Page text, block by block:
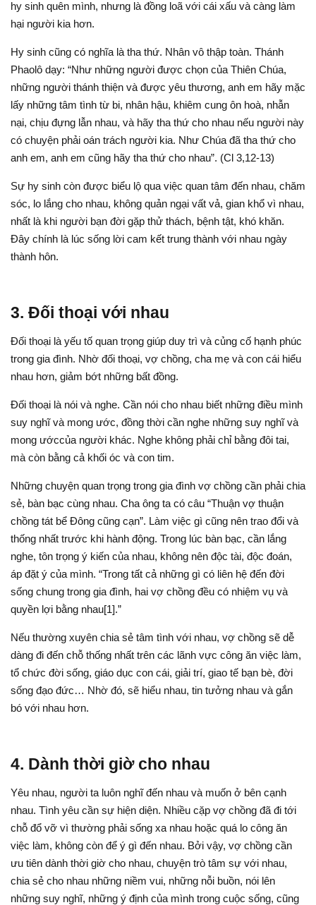
hy sinh quên mình, nhưng là đồng loã với cái xấu và càng làm
hại người kia hơn.
Hy sinh cũng có nghĩa là tha thứ. Nhân vô thập toàn. Thánh
Phaolô dạy: “Như những người được chọn của Thiên Chúa,
những người thánh thiện và được yêu thương, anh em hãy mặc
lấy những tâm tình từ bi, nhân hậu, khiêm cung ôn hoà, nhẫn
nại, chịu đựng lẫn nhau, và hãy tha thứ cho nhau nếu người này
có chuyện phải oán trách người kia. Như Chúa đã tha thứ cho
anh em, anh em cũng hãy tha thứ cho nhau”. (Cl 3,12-13)
Sự hy sinh còn được biểu lộ qua việc quan tâm đến nhau, chăm
sóc, lo lắng cho nhau, không quản ngại vất vả, gian khổ vì nhau,
nhất là khi người bạn đời gặp thử thách, bệnh tật, khó khăn.
Đây chính là lúc sống lời cam kết trung thành với nhau ngày
thành hôn.
3. Đối thoại với nhau
Đối thoại là yếu tố quan trọng giúp duy trì và củng cố hạnh phúc
trong gia đình. Nhờ đối thoại, vợ chồng, cha mẹ và con cái hiểu
nhau hơn, giảm bớt những bất đồng.
Đối thoại là nói và nghe. Cần nói cho nhau biết những điều mình
suy nghĩ và mong ước, đồng thời cần nghe những suy nghĩ và
mong ướccủa người khác. Nghe không phải chỉ bằng đôi tai,
mà còn bằng cả khối óc và con tim.
Những chuyện quan trọng trong gia đình vợ chồng cần phải chia
sẻ, bàn bạc cùng nhau. Cha ông ta có câu “Thuận vợ thuận
chồng tát bể Đông cũng cạn”. Làm việc gì cũng nên trao đổi và
thống nhất trước khi hành động. Trong lúc bàn bạc, cần lắng
nghe, tôn trọng ý kiến của nhau, không nên độc tài, độc đoán,
áp đặt ý của mình. “Trong tất cả những gì có liên hệ đến đời
sống chung trong gia đình, hai vợ chồng đều có nhiệm vụ và
quyền lợi bằng nhau[1].”
Nếu thường xuyên chia sẻ tâm tình với nhau, vợ chồng sẽ dễ
dàng đi đến chỗ thống nhất trên các lãnh vực công ăn việc làm,
tổ chức đời sống, giáo dục con cái, giải trí, giao tế bạn bè, đời
sống đạo đức… Nhờ đó, sẽ hiểu nhau, tin tưởng nhau và gắn
bó với nhau hơn.
4. Dành thời giờ cho nhau
Yêu nhau, người ta luôn nghĩ đến nhau và muốn ở bên cạnh
nhau. Tình yêu cần sự hiện diện. Nhiều cặp vợ chồng đã đi tới
chỗ đổ vỡ vì thường phải sống xa nhau hoặc quá lo công ăn
việc làm, không còn để ý gì đến nhau. Bởi vậy, vợ chồng cần
ưu tiên dành thời giờ cho nhau, chuyện trò tâm sự với nhau,
chia sẻ cho nhau những niềm vui, những nỗi buồn, nói lên
những suy nghĩ, những ý định của mình trong cuộc sống, cũng